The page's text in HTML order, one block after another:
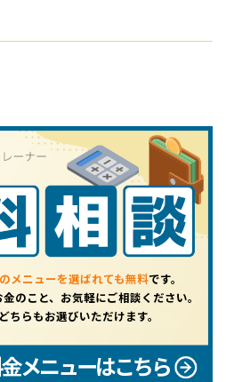
メニューを選ばれても無料です。
のこと、お気軽にご相談ください。
どちらもお選びいただけます。
メニューはこちら